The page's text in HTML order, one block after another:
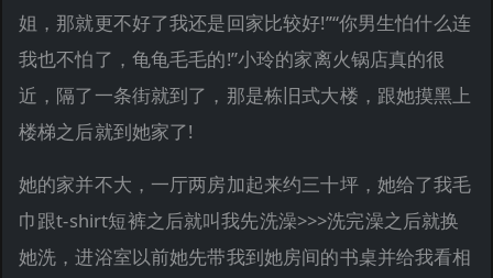
姐，那就更不好了我还是回家比较好!”“你男生怕什么连
我也不怕了，龟龟毛毛的!”小玲的家离火锅店真的很
近，隔了一条街就到了，那是栋旧式大楼，跟她摸黑上
楼梯之后就到她家了!
她的家并不大，一厅两房加起来约三十坪，她给了我毛
巾跟t-shirt短裤之后就叫我先洗澡>>>洗完澡之后就换
她洗，进浴室以前她先带我到她房间的书桌并给我看相